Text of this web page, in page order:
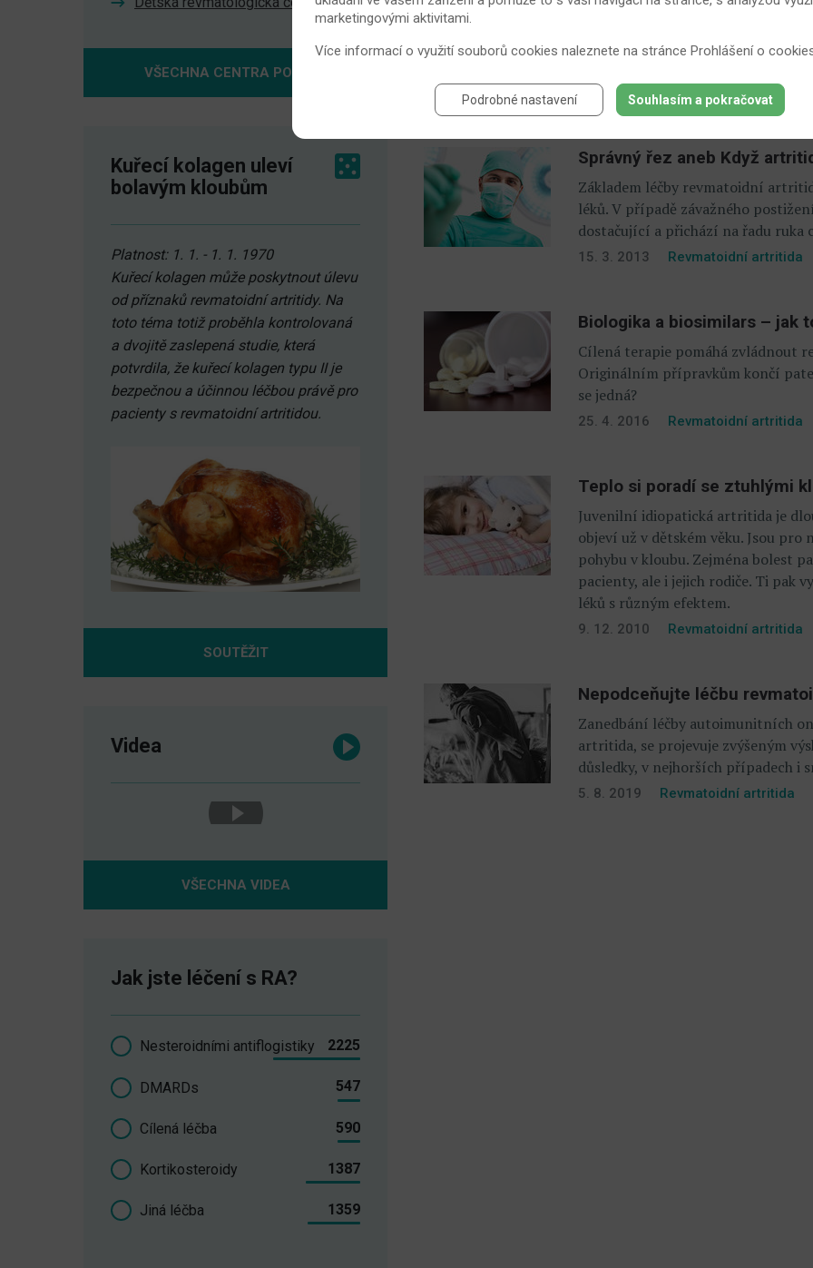
Základem zdraví je zůstávat
ulevit od bolesti a ztuhlosti zad i
16. 9. 2013 Revmatoidní artritida
Správný řez aneb Když
Základem léčby revmatoidní
léků. V případě závažného
dostačující a přichází na řadu ruka
15. 3. 2013 Revmatoidní artritida
Biologika a biosimilars – jak
Cílená terapie pomáhá zvládnout
Originálním přípravkům končí
se jedná?
25. 4. 2016 Revmatoidní artritida
Teplo si poradí se ztuhlými
Juvenilní idiopatická artritida je
objeví už v dětském věku. Jsou
pohybu v kloubu. Zejména bolest
pacienty, ale i jejich rodiče. Ti pak
léků s různým efektem.
9. 12. 2010 Revmatoidní artritida
Nepodceňujte léčbu
Zanedbání léčby autoimunitních
artritida, se projevuje zvýšeným
důsledky, v nejhorších případech i
5. 8. 2019 Revmatoidní artritida
VŠECHNA CENTRA POMOCI
Kuřecí kolagen uleví
bolavým kloubům
Platnost: 1. 1. - 1. 1. 1970
Kuřecí kolagen může poskytnout úlevu
od příznaků revmatoidní artritidy. Na
toto téma totiž proběhla kontrolovaná
a dvojitě zaslepená studie, která
potvrdila, že kuřecí kolagen typu II je
bezpečnou a účinnou léčbou právě pro
pacienty s revmatoidní artritidou.
SOUTĚŽIT
Videa
VŠECHNA VIDEA
Jak jste léčení s RA?
Nesteroidními antiflogistiky 2225
DMARDs 547
Cílená léčba 590
Kortikosteroidy 1387
Jiná léčba 1359
marketingovými aktivitami.
Více informací o využití souborů cookies naleznete na stránce Prohlášení o
Podrobné nastavení Souhlasím a pokračovat